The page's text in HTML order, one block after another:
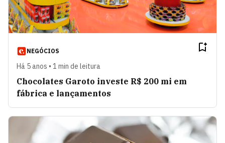
NEGÓCIOS
Há 5 anos • 1 min de leitura
Chocolates Garoto investe R$ 200 mi em
fábrica e lançamentos